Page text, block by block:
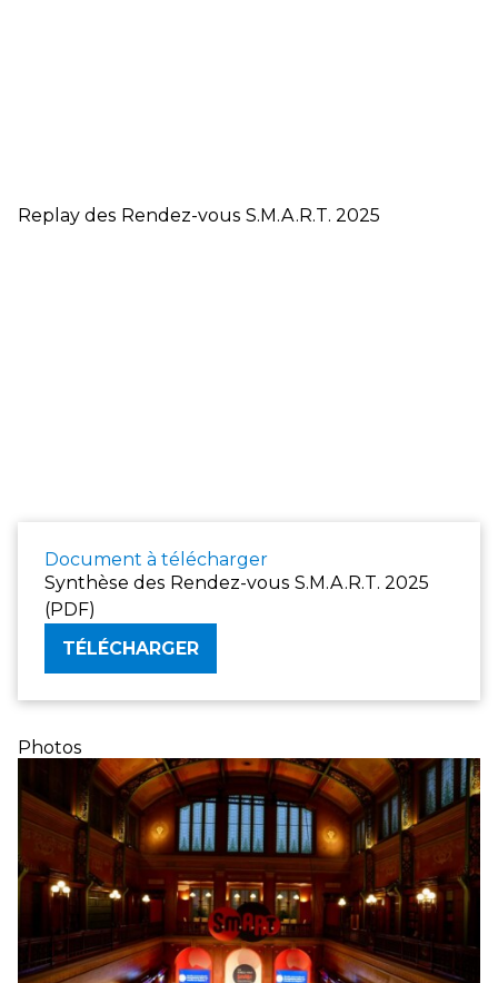
Replay des Rendez-vous S.M.A.R.T. 2025
Document à télécharger
Synthèse des Rendez-vous S.M.A.R.T. 2025
(PDF)
TÉLÉCHARGER
Photos